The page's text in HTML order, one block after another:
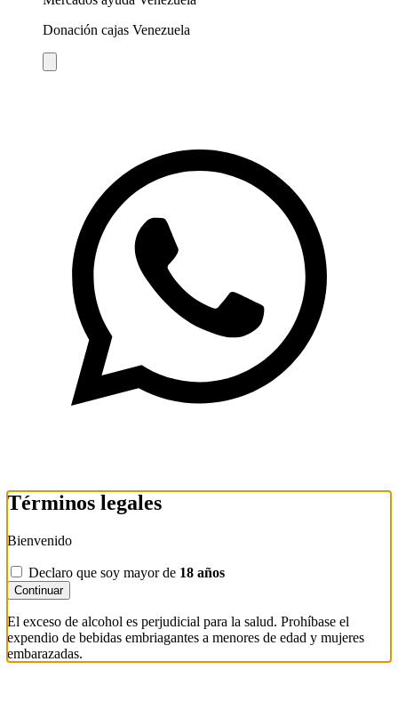
Donación cajas Venezuela
Términos legales
Bienvenido
Declaro que soy mayor de 18 años
Continuar
El exceso de alcohol es perjudicial para la salud. Prohíbase el
expendio de bebidas embriagantes a menores de edad y mujeres
embarazadas.